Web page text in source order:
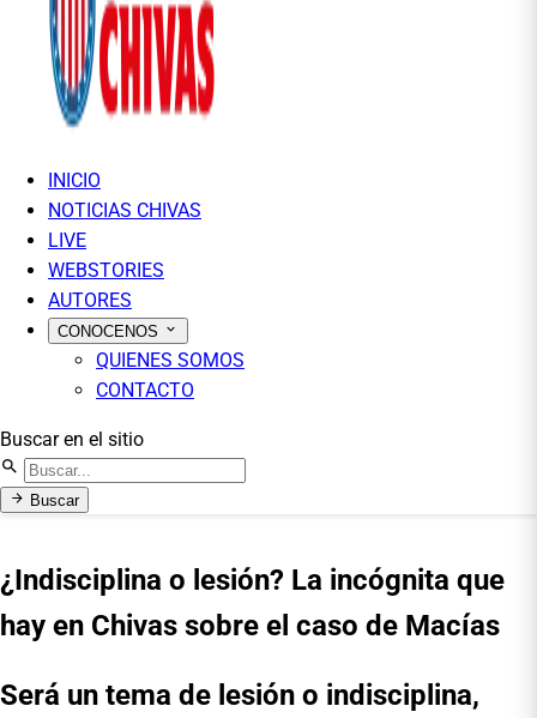
INICIO
NOTICIAS CHIVAS
LIVE
WEBSTORIES
AUTORES
CONOCENOS
QUIENES SOMOS
CONTACTO
Buscar en el sitio
Buscar
¿Indisciplina o lesión? La incógnita que
hay en Chivas sobre el caso de Macías
Será un tema de lesión o indisciplina,